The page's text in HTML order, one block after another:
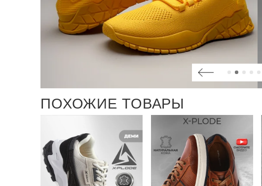
ПОХОЖИЕ ТОВАРЫ